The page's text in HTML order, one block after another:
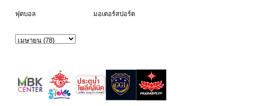
ฟุตบอล มอเตอร์สปอร์ต